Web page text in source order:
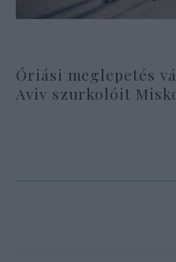
Óriási meglepetés
Aviv szurkolóit